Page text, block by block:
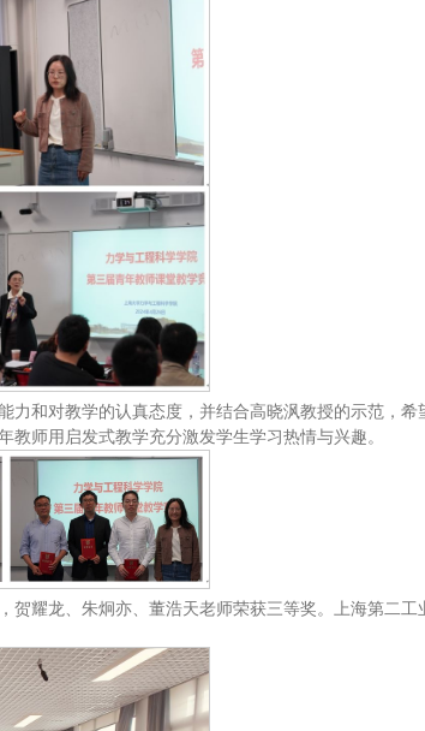
和对教学的认真态度，并结合高晓沨教授的示范，希
师用启发式教学充分激发学生学习热情与兴趣。
耀龙、朱炯亦、董浩天老师荣获三等奖。上海第二工